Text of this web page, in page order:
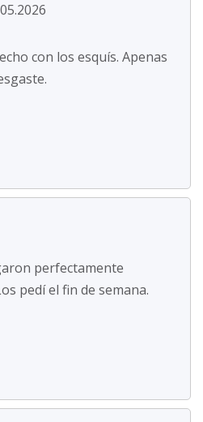
con los esquís. Apenas
perfectamente
pedí el fin de semana.